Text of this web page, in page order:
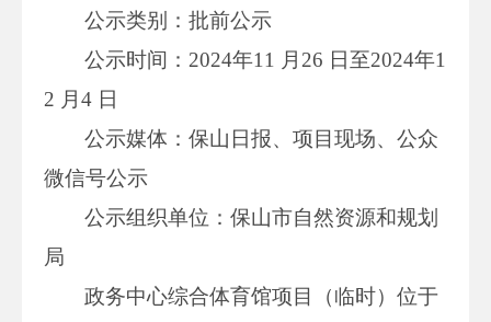
公示类别：批前公示
公示时间：2024年11 月26 日至2024年1
2 月4 日
公示媒体：保山日报、项目现场、公众
微信号公示
公示组织单位：保山市自然资源和规划
局
政务中心综合体育馆项目（临时）位于